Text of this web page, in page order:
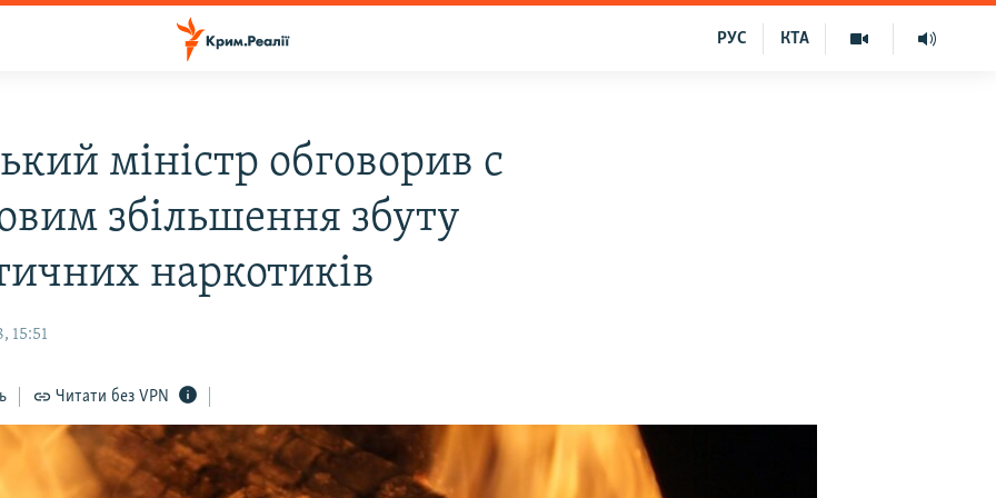
КТА
РУС
міністр обговорив c
збільшення збуту
наркотиків
15:51
Читати без VPN